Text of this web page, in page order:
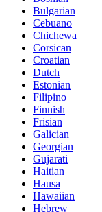
Bulgarian
Cebuano
Chichewa
Corsican
Croatian
Dutch
Estonian
Filipino
Finnish
Frisian
Galician
Georgian
Gujarati
Haitian
Hausa
Hawaiian
Hebrew